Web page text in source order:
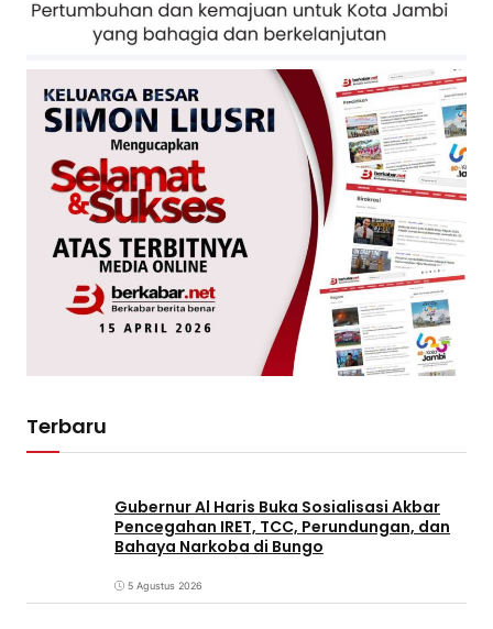
Terbaru
Gubernur Al Haris Buka Sosialisasi Akbar
Pencegahan IRET, TCC, Perundungan, dan
Bahaya Narkoba di Bungo
5 Agustus 2026